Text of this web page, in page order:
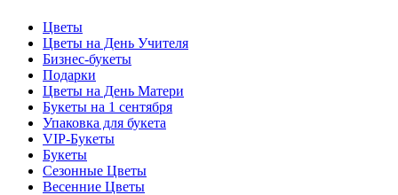
Цветы
Цветы на День Учителя
Бизнес-букеты
Подарки
Цветы на День Матери
Букеты на 1 сентября
Упаковка для букета
VIP-Букеты
Букеты
Сезонные Цветы
Весенние Цветы